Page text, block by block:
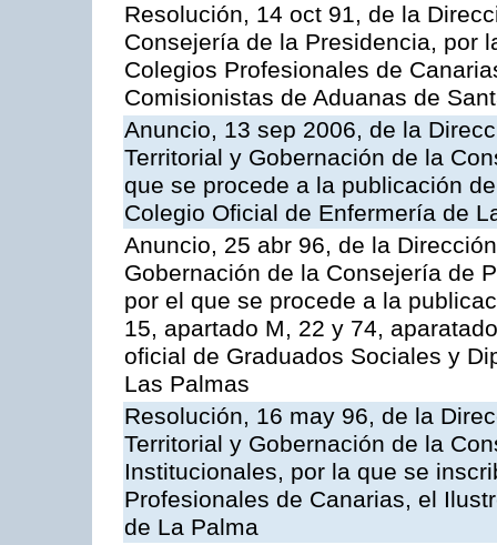
Resolución, 14 oct 91, de la
Consejería de la Presidencia, por
Colegios Profesionales de
Comisionistas de Aduanas de
Anuncio, 13 sep 2006, de la
Territorial y Gobernación de la
que se procede a la publicación
Colegio Oficial de Enfermería de
Anuncio, 25 abr 96, de la
Gobernación de la Consejería de
por el que se procede a la
15, apartado M, 22 y 74,
oficial de Graduados Sociales y
Las Palmas
Resolución, 16 may 96, de la
Territorial y Gobernación de la
Institucionales, por la que se
Profesionales de Canarias, el
de La Palma